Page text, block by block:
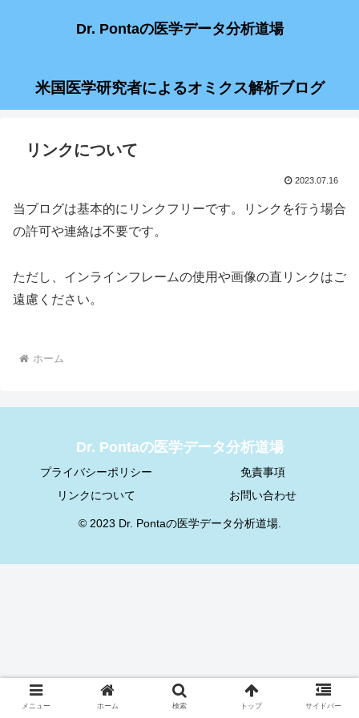
Dr. Pontaの医学データ分析道場
米国医学研究者によるオミクス解析ブログ
リンクについて
2023.07.16
当ブログは基本的にリンクフリーです。リンクを行う場合
の許可や連絡は不要です。
ただし、インラインフレームの使用や画像の直リンクはご
遠慮ください。
ホーム
Dr. Pontaの医学データ分析道場
プライバシーポリシー
免責事項
リンクについて
お問い合わせ
© 2023 Dr. Pontaの医学データ分析道場.
メニュー ホーム 検索 トップ サイドバー